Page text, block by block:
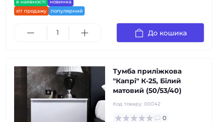
в наявності
новинка
хіт продажу
популярний
До кошика
Тумба приліжкова
"Капрі" К-25, Білий
матовий (50/53/40)
Код товару: 00042
0